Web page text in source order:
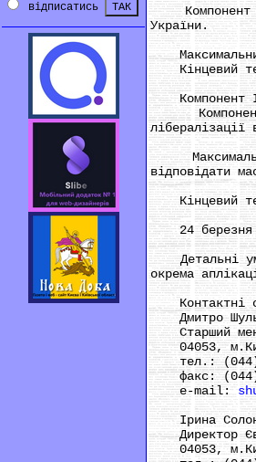
відписатись
Компонент I.
України.
Кінцевий
Компонент II.
Компонент
лібералізації
відповідати
Кінцевий
24 березня
Детальні
окрема
Контактні
Дмитро
Старший
04053,
тел.: (044)
факс: (044)
e-mail:
Ірина
Директор
04053,